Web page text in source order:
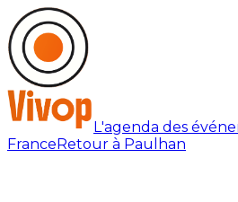
L'agenda des
FranceRetour à Paulhan